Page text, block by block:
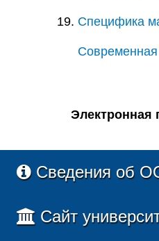
Специфика
Электронная
Сведения об
Сайт